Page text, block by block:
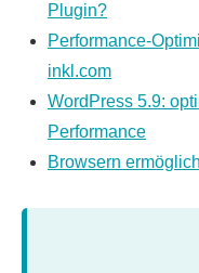
Plugin?
Performance-
inkl.com
WordPress 5.9:
Performance
Browsern